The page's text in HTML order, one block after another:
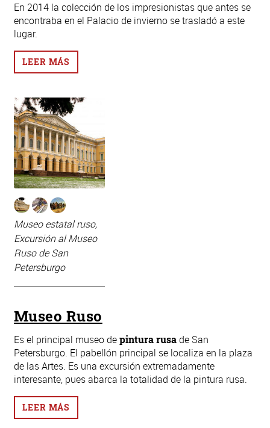
En 2014 la colección de los impresionistas que antes se
encontraba en el Palacio de invierno se trasladó a este
lugar.
LEER MÁS
Museo estatal ruso,
Excursión al Museo
Ruso de San
Petersburgo
Museo Ruso
Es el principal museo depintura rusade San
Petersburgo. El pabellón principal se localiza en la plaza
de las Artes. Es una excursión extremadamente
interesante, pues abarca la totalidad de la pintura rusa.
LEER MÁS